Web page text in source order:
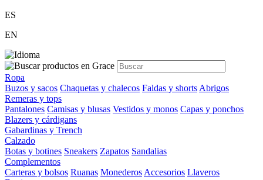
ES
EN
Ropa
Buzos y sacos Chaquetas y chalecos Faldas y shorts Abrigos
Remeras y tops
Pantalones Camisas y blusas Vestidos y monos Capas y ponchos
Blazers y cárdigans
Gabardinas y Trench
Calzado
Botas y botines Sneakers Zapatos Sandalias
Complementos
Carteras y bolsos Ruanas Monederos Accesorios Llaveros